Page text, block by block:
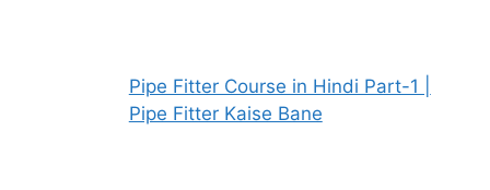
Pipe Fitter Course in Hindi Part-1 |
Pipe Fitter Kaise Bane